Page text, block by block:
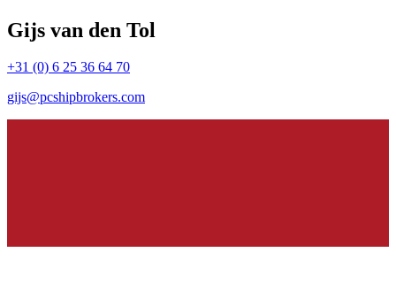
Gijs van den Tol
+31 (0) 6 25 36 64 70
gijs@pcshipbrokers.com